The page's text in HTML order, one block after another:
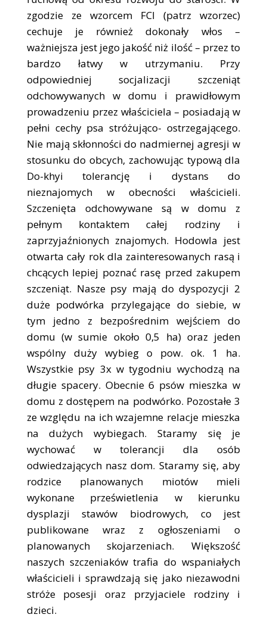
zgodzie ze wzorcem FCI (patrz wzorzec)
cechuje je również dokonały włos –
ważniejsza jest jego jakość niż ilość – przez to
bardzo łatwy w utrzymaniu. Przy
odpowiedniej socjalizacji szczeniąt
odchowywanych w domu i prawidłowym
prowadzeniu przez właściciela – posiadają w
pełni cechy psa stróżująco- ostrzegającego.
Nie mają skłonności do nadmiernej agresji w
stosunku do obcych, zachowując typową dla
Do-khyi tolerancję i dystans do
nieznajomych w obecności właścicieli.
Szczenięta odchowywane są w domu z
pełnym kontaktem całej rodziny i
zaprzyjaźnionych znajomych. Hodowla jest
otwarta cały rok dla zainteresowanych rasą i
chcących lepiej poznać rasę przed zakupem
szczeniąt. Nasze psy mają do dyspozycji 2
duże podwórka przylegające do siebie, w
tym jedno z bezpośrednim wejściem do
domu (w sumie około 0,5 ha) oraz jeden
wspólny duży wybieg o pow. ok. 1 ha.
Wszystkie psy 3x w tygodniu wychodzą na
długie spacery. Obecnie 6 psów mieszka w
domu z dostępem na podwórko. Pozostałe 3
ze względu na ich wzajemne relacje mieszka
na dużych wybiegach. Staramy się je
wychować w tolerancji dla osób
odwiedzających nasz dom. Staramy się, aby
rodzice planowanych miotów mieli
wykonane prześwietlenia w kierunku
dysplazji stawów biodrowych, co jest
publikowane wraz z ogłoszeniami o
planowanych skojarzeniach. Większość
naszych szczeniaków trafia do wspaniałych
właścicieli i sprawdzają się jako niezawodni
stróże posesji oraz przyjaciele rodziny i
dzieci.